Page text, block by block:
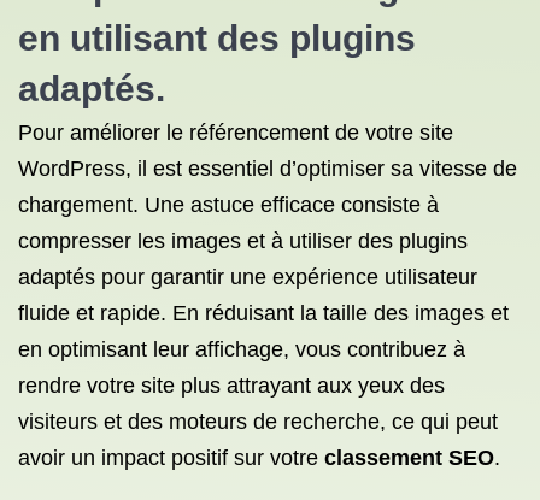
en utilisant des plugins
adaptés.
Pour améliorer le référencement de votre site
WordPress, il est essentiel d’optimiser sa vitesse de
chargement. Une astuce efficace consiste à
compresser les images et à utiliser des plugins
adaptés pour garantir une expérience utilisateur
fluide et rapide. En réduisant la taille des images et
en optimisant leur affichage, vous contribuez à
rendre votre site plus attrayant aux yeux des
visiteurs et des moteurs de recherche, ce qui peut
avoir un impact positif sur votre classement SEO.